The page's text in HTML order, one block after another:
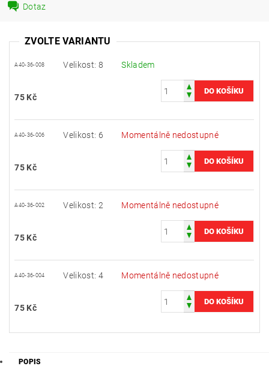
Dotaz
ZVOLTE VARIANTU
A40-36-008 Velikost: 8 Skladem
75 Kč
A40-36-006 Velikost: 6 Momentálně nedostupné
75 Kč
A40-36-002 Velikost: 2 Momentálně nedostupné
75 Kč
A40-36-004 Velikost: 4 Momentálně nedostupné
75 Kč
POPIS